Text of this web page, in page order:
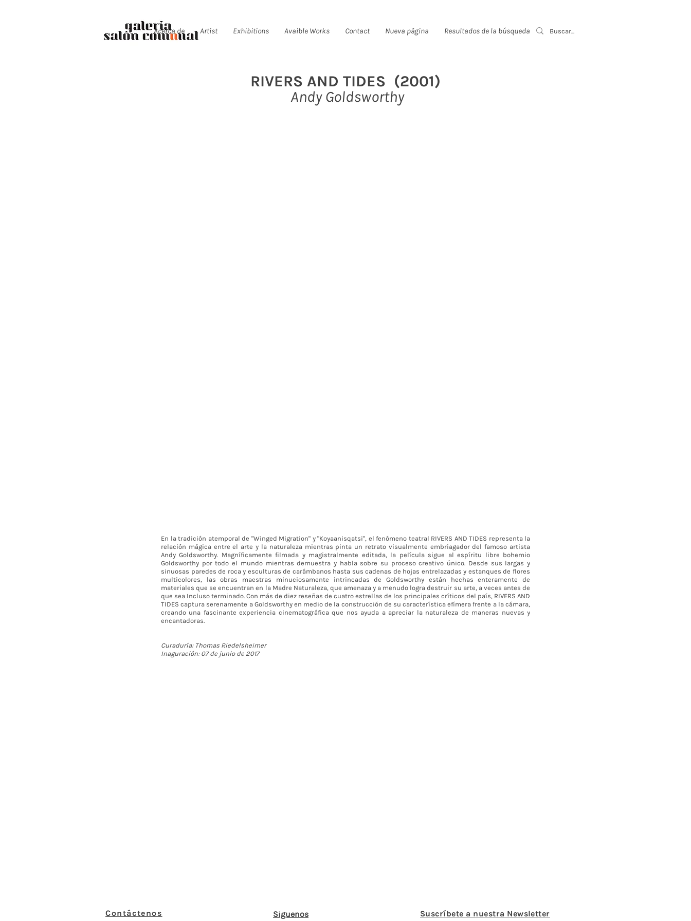
Acerca de Artist Exhibitions Avaible Works Contact Nueva página Resultados de la búsqueda Event List
RIVERS AND TIDES (2001)
Andy Goldsworthy
En la tradición atemporal de "Winged Migration" y "Koyaanisqatsi", el fenómeno teatral RIVERS AND TIDES representa la
relación mágica entre el arte y la naturaleza mientras pinta un retrato visualmente embriagador del famoso artista
Andy Goldsworthy. Magníficamente filmada y magistralmente editada, la película sigue al espíritu libre bohemio
Goldsworthy por todo el mundo mientras demuestra y habla sobre su proceso creativo único. Desde sus largas y
sinuosas paredes de roca y esculturas de carámbanos hasta sus cadenas de hojas entrelazadas y estanques de flores
multicolores, las obras maestras minuciosamente intrincadas de Goldsworthy están hechas enteramente de
materiales que se encuentran en la Madre Naturaleza, que amenaza y a menudo logra destruir su arte, a veces antes de
que sea Incluso terminado. Con más de diez reseñas de cuatro estrellas de los principales críticos del país, RIVERS AND
TIDES captura serenamente a Goldsworthy en medio de la construcción de su característica efímera frente a la cámara,
creando una fascinante experiencia cinematográfica que nos ayuda a apreciar la naturaleza de maneras nuevas y
encantadoras.
Curaduría: Thomas Riedelsheimer
Inaguración: 07 de junio de 2017
Contáctenos Suscríbete a nuestra Newsletter
Síguenos